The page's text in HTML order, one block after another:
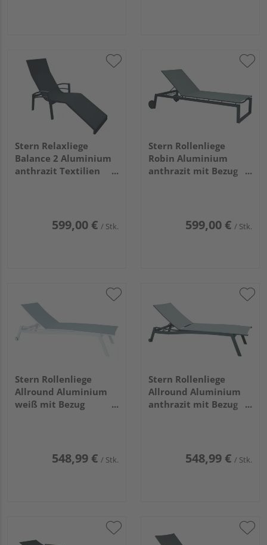
Stern Relaxliege
Balance 2 Aluminium
anthrazit Textilien
599,00 € / Stk.
Stern Rollenliege
Robin Aluminium
anthrazit mit Bezug
599,00 € / Stk.
Stern Rollenliege
Allround Aluminium
weiß mit Bezug
548,99 € / Stk.
Stern Rollenliege
Allround Aluminium
anthrazit mit Bezug
548,99 € / Stk.